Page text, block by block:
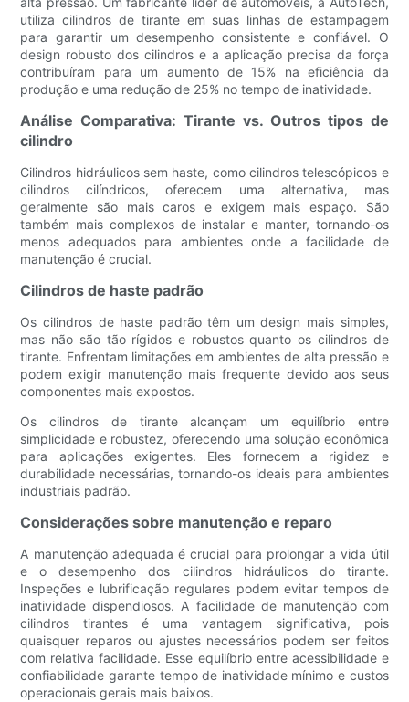
utiliza cilindros de tirante em suas linhas de estampagem
para garantir um desempenho consistente e confiável. O
design robusto dos cilindros e a aplicação precisa da força
contribuíram para um aumento de 15% na eficiência da
produção e uma redução de 25% no tempo de inatividade.
Análise Comparativa: Tirante vs. Outros tipos de
cilindro
Cilindros hidráulicos sem haste, como cilindros telescópicos e
cilindros cilíndricos, oferecem uma alternativa, mas
geralmente são mais caros e exigem mais espaço. São
também mais complexos de instalar e manter, tornando-os
menos adequados para ambientes onde a facilidade de
manutenção é crucial.
Cilindros de haste padrão
Os cilindros de haste padrão têm um design mais simples,
mas não são tão rígidos e robustos quanto os cilindros de
tirante. Enfrentam limitações em ambientes de alta pressão e
podem exigir manutenção mais frequente devido aos seus
componentes mais expostos.
Os cilindros de tirante alcançam um equilíbrio entre
simplicidade e robustez, oferecendo uma solução econômica
para aplicações exigentes. Eles fornecem a rigidez e
durabilidade necessárias, tornando-os ideais para ambientes
industriais padrão.
Considerações sobre manutenção e reparo
A manutenção adequada é crucial para prolongar a vida útil
e o desempenho dos cilindros hidráulicos do tirante.
Inspeções e lubrificação regulares podem evitar tempos de
inatividade dispendiosos. A facilidade de manutenção com
cilindros tirantes é uma vantagem significativa, pois
quaisquer reparos ou ajustes necessários podem ser feitos
com relativa facilidade. Esse equilíbrio entre acessibilidade e
confiabilidade garante tempo de inatividade mínimo e custos
operacionais gerais mais baixos.